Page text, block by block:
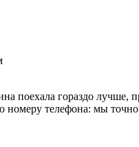
поехала гораздо лучше,
номеру телефона: мы